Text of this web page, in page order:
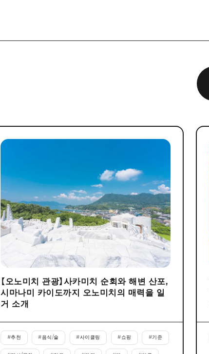
【오노미치 관광】사카미치 순회와 해변 산포,
시마나미 카이도까지 오노미치의 매력을 일
거 소개
#추천 #음식/술 #사이클링 #쇼핑 #기준